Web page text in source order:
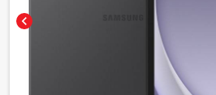
chevron_left